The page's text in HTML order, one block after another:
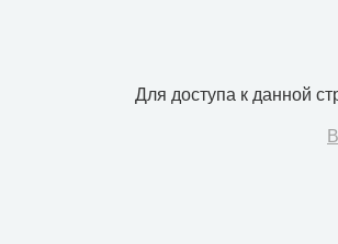
Для доступа к данной